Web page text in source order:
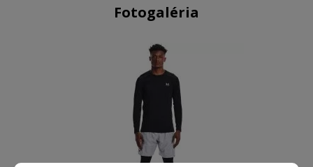
Fotogaléria